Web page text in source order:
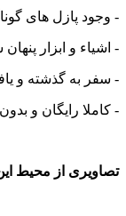
پازل های گوناگون
و ابزار پنهان شده
گذشته و یافتن
رایگان و بدون نیاز
از محیط این بازی: